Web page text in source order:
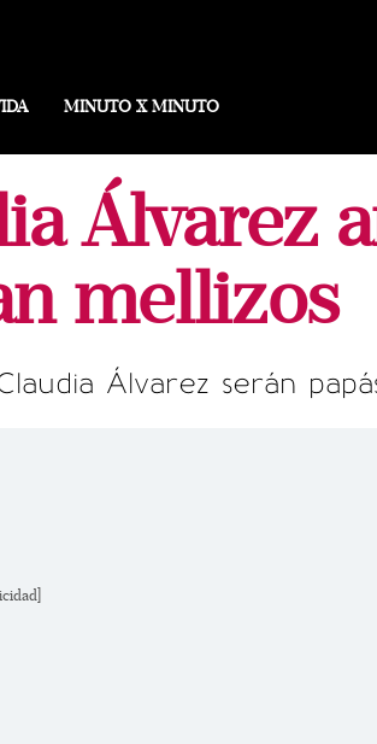
MINUTO X MINUTO
Álvarez
mellizos
Álvarez serán